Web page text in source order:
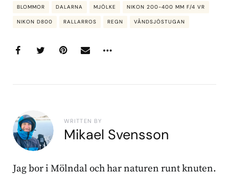
BLOMMOR DALARNA MJÖLKE NIKON 200-400 MM F/4 VR
NIKON D800 RALLARROS REGN VÅNDSJÖSTUGAN
WRITTEN BY
Mikael Svensson
Jag bor i Mölndal och har naturen runt knuten.